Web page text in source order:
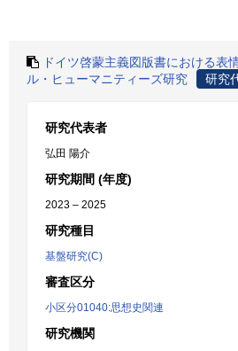
ドイツ啓蒙主義図版書における表
ル・ヒューマニティーズ研究
研究
研究代表者
弘田 陽介
研究期間 (年度)
2023 – 2025
研究種目
基盤研究(C)
審査区分
小区分01040:思想史関連
研究機関